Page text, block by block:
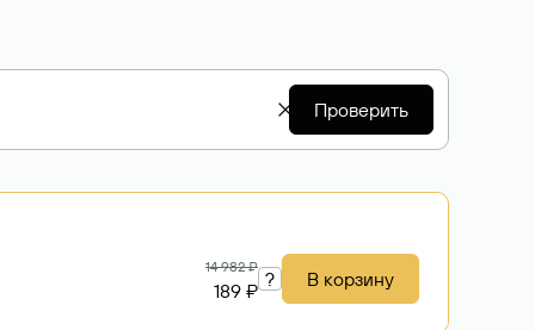
Проверить
14 982 ₽
189 ₽ ? В корзину